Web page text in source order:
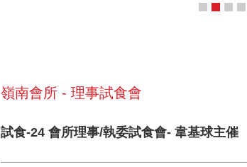
嶺南會所 - 理事試食會
試食-24 會所理事/執委試食會- 韋基球主催